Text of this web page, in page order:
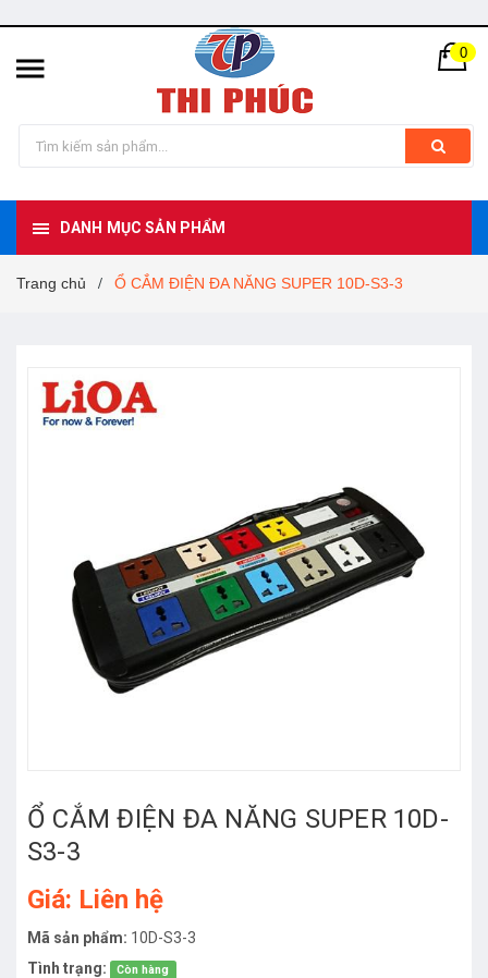
0
DANH MỤC SẢN PHẨM
Trang chủ / Ổ CẮM ĐIỆN ĐA NĂNG SUPER 10D-S3-3
Ổ CẮM ĐIỆN ĐA NĂNG SUPER 10D-
S3-3
Giá: Liên hệ
Mã sản phẩm: 10D-S3-3
Tình trạng:
Còn hàng